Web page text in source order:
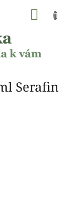
Serafin